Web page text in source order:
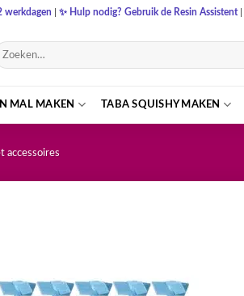
werkdagen ✨ Hulp nodig? Gebruik de Resin Assistent
MAL MAKEN TABA SQUISHY MAKEN
accessoires